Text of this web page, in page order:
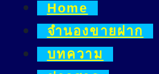
Home
จำนองขายฝาก
บทความ